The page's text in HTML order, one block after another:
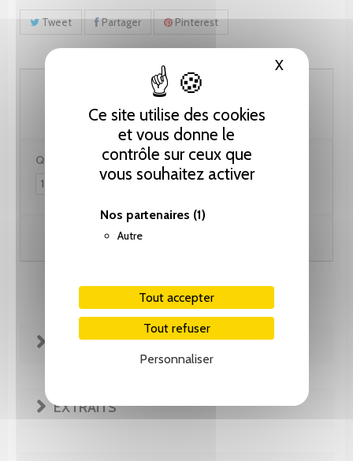
Ce site utilise des cookies
et vous donne le
contrôle sur ceux que
vous souhaitez activer
Nos partenaires (1)
Autre
Tout accepter
Tout refuser
Personnaliser
XMasquer
Tweet Partager Pinterest
102.60 CHF
Quantité :
Ajouter au panier
FICHE TECHNIQUE
EXTRAITS